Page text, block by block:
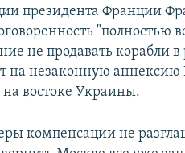
президента Франции
"полностью
не продавать корабли
на незаконную
на востоке Украины.
компенсации не